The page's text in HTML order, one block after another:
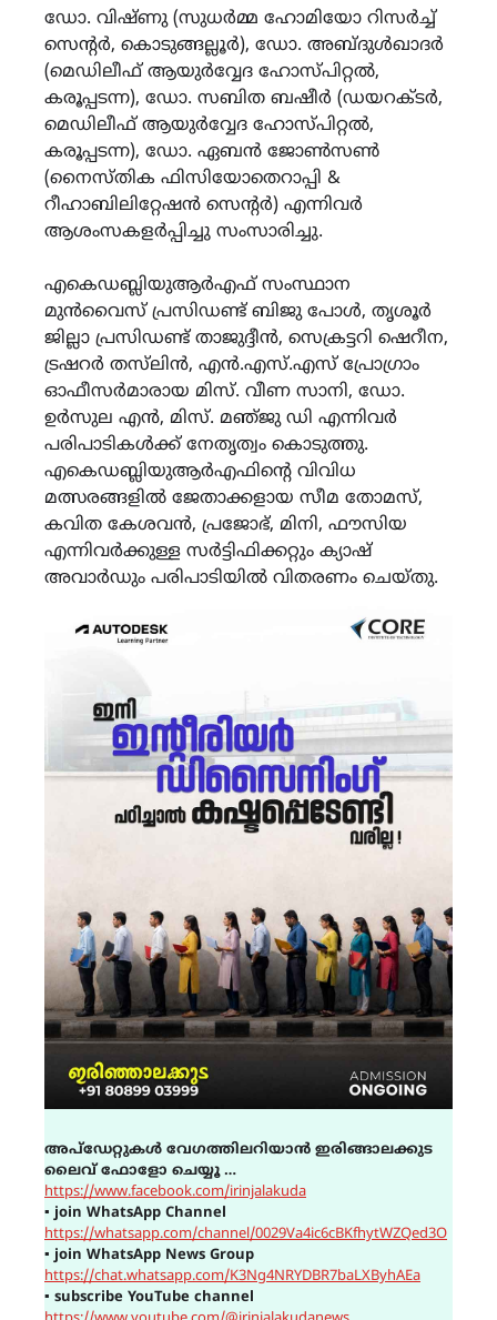
ഡോ. വിഷ്ണു (സുധർമ്മ ഹോമിയോ റിസർച്ച്
സെന്റർ, കൊടുങ്ങല്ലൂർ), ഡോ. അബ്ദുൾഖാദർ
(മെഡിലീഫ് ആയുർവ്വേദ ഹോസ്പിറ്റൽ,
കരൂപ്പടന്ന), ഡോ. സബിത ബഷീർ (ഡയറക്ടർ,
മെഡിലീഫ് ആയുർവ്വേദ ഹോസ്പിറ്റൽ,
കരൂപ്പടന്ന), ഡോ. ഏബൻ ജോൺസൺ
(നൈസ്തിക ഫിസിയോതെറാപ്പി &
റീഹാബിലിറ്റേഷൻ സെന്റർ) എന്നിവർ
ആശംസകളർപ്പിച്ചു സംസാരിച്ചു.
എകെഡബ്ലിയുആർഎഫ് സംസ്ഥാന
മുൻവൈസ് പ്രസിഡണ്ട് ബിജു പോൾ, തൃശൂർ
ജില്ലാ പ്രസിഡണ്ട് താജുദ്ദീൻ, സെക്രട്ടറി ഷെറീന,
ട്രഷറർ തസ്‌ലിൻ, എൻ.എസ്.എസ് പ്രോഗ്രാം
ഓഫീസർമാരായ മിസ്. വീണ സാനി, ഡോ.
ഉർസുല എൻ, മിസ്. മഞ്‌ജു ഡി എന്നിവർ
പരിപാടികൾക്ക് നേതൃത്വം കൊടുത്തു.
എകെഡബ്ലിയുആർഎഫിന്റെ വിവിധ
മത്സരങ്ങളിൽ ജേതാക്കളായ സീമ തോമസ്,
കവിത കേശവൻ, പ്രജോഭ്, മിനി, ഫൗസിയ
എന്നിവർക്കുള്ള സർട്ടിഫിക്കറ്റും ക്യാഷ്
അവാർഡും പരിപാടിയിൽ വിതരണം ചെയ്തു.
അപ്ഡേറ്റുകൾ വേഗത്തിലറിയാൻ ഇരിങ്ങാലക്കുട
ലൈവ് ഫോളോ ചെയ്യൂ …
https://www.facebook.com/irinjalakuda
▪ join WhatsApp Channel
https://whatsapp.com/channel/0029Va4ic6cBKfhytWZQed3O
▪ join WhatsApp News Group
https://chat.whatsapp.com/K3Ng4NRYDBR7baLXByhAEa
▪ subscribe YouTube channel